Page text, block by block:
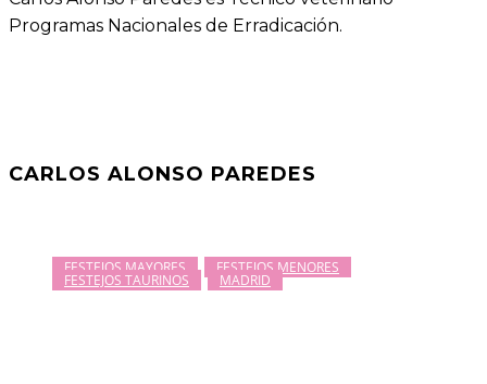
Programas Nacionales de Erradicación.
CARLOS ALONSO PAREDES
FESTEJOS MAYORES FESTEJOS MENORES
FESTEJOS TAURINOS MADRID